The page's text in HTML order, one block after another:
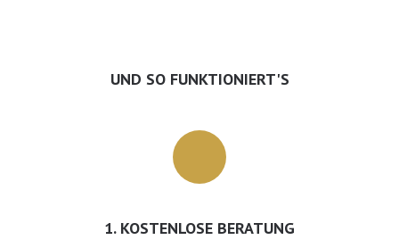
UND SO FUNKTIONIERT'S
1. KOSTENLOSE BERATUNG